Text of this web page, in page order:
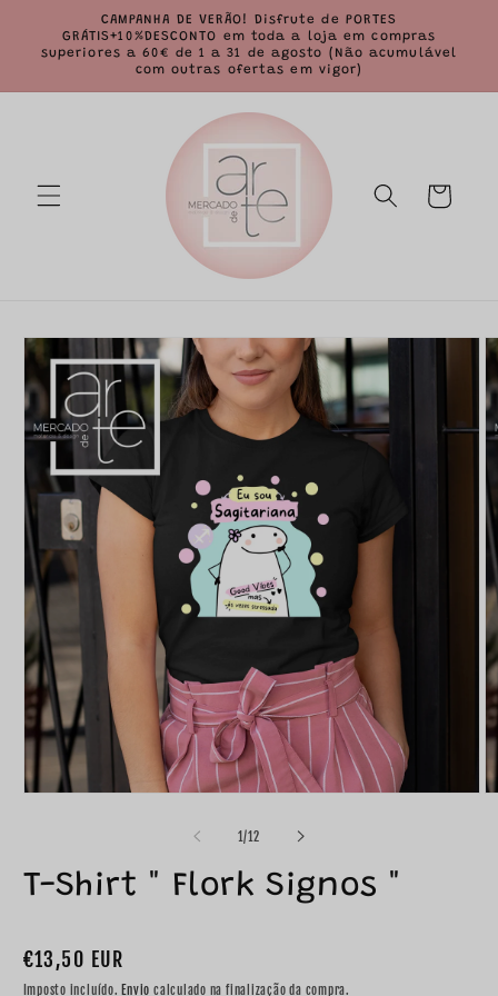
para o
conteúdo
CAMPANHA DE VERÃO! Disfrute de PORTES
GRÁTIS+10%DESCONTO em toda a loja em compras
superiores a 60€ de 1 a 31 de agosto (Não acumulável
com outras ofertas em vigor)
Carrinho
a
informação
do produto
1/de
12
T-Shirt " Flork Signos "
Preço
normal
€13,50 EUR
Imposto incluído. Envio calculado na finalização da compra.